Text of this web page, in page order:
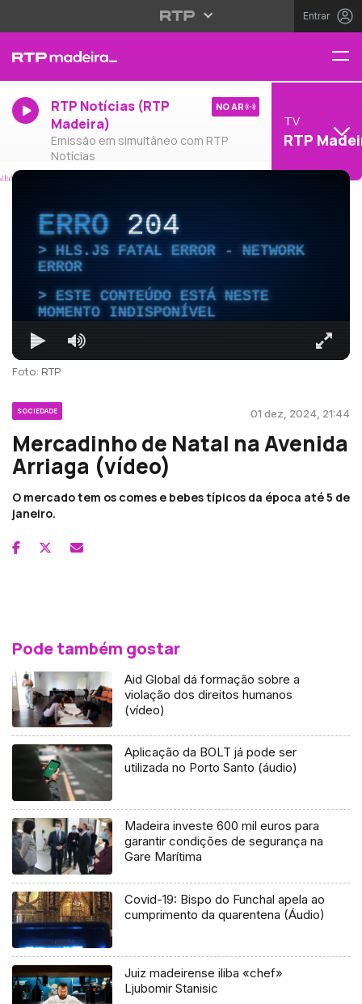
Entrar
RTP Notícias (RTP
Madeira)
Emissão em simultâneo com RTP
Notícias
NO AR
TV
RTP
ERRO204
HLS.JS FATAL ERROR - NETWORK
ERROR
ESTE CONTEÚDO ESTÁ NESTE
MOMENTO INDISPONÍVEL
Foto: RTP
SOCIEDADE 01 dez, 2024, 21:44
Mercadinho de Natal na Avenida
Arriaga (vídeo)
O mercado tem os comes e bebes típicos da época até 5 de
janeiro.
Pode também gostar
Aid Global dá formação sobre a
violação dos direitos humanos
(vídeo)
Aplicação da BOLT já pode ser
utilizada no Porto Santo (áudio)
Madeira investe 600 mil euros para
garantir condições de segurança na
Gare Marítima
Covid-19: Bispo do Funchal apela ao
cumprimento da quarentena (Áudio)
Juiz madeirense iliba «chef»
Ljubomir Stanisic